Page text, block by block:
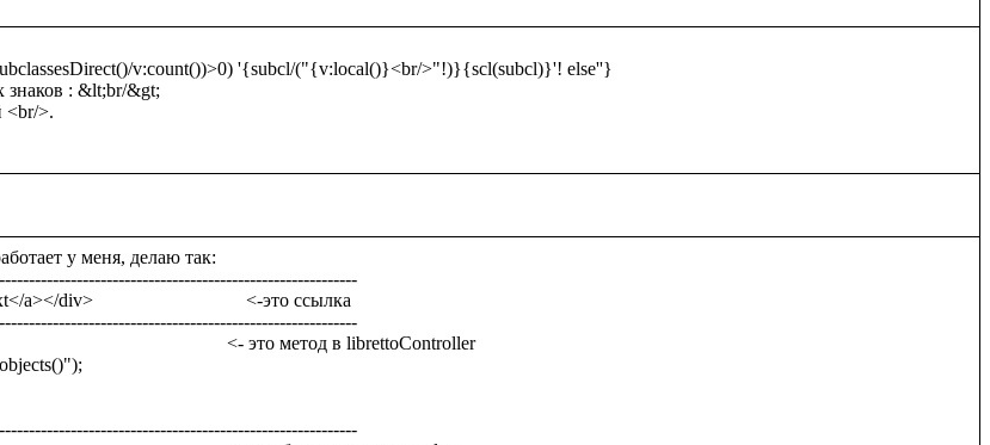
v:count())>0) '{subcl/("{v:local()}<br/>"!)}{scl(subcl)}'! else''}
знаков : &lt;br/&gt;
<br/>.
у меня, делаю так:
a></div>                                <-это ссылка
<- это метод в librettoController